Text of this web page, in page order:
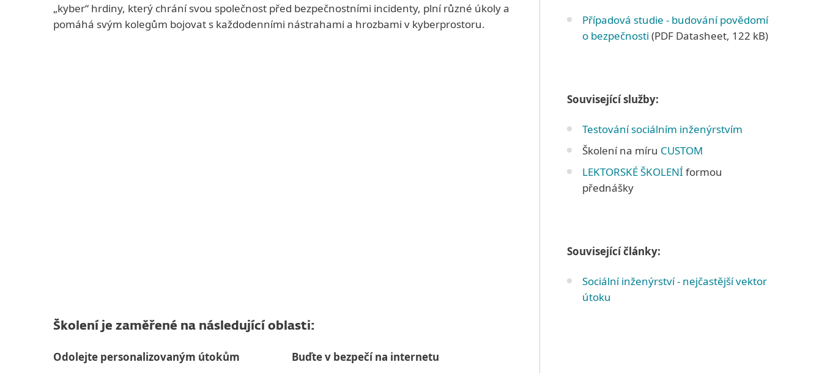
„kyber“ hrdiny, který chrání svou společnost před bezpečnostními incidenty, plní různé úkoly a
pomáhá svým kolegům bojovat s každodenními nástrahami a hrozbami v kyberprostoru.
Školení je zaměřené na následující oblasti:
Odolejte personalizovaným útokům Buďte v bezpečí na internetu
Případová studie - budování povědomí
o bezpečnosti (PDF Datasheet, 122 kB)
Související služby:
Testování sociálním inženýrstvím
Školení na míru CUSTOM
LEKTORSKÉ ŠKOLENÍ formou
přednášky
Související články:
Sociální inženýrství - nejčastější vektor
útoku